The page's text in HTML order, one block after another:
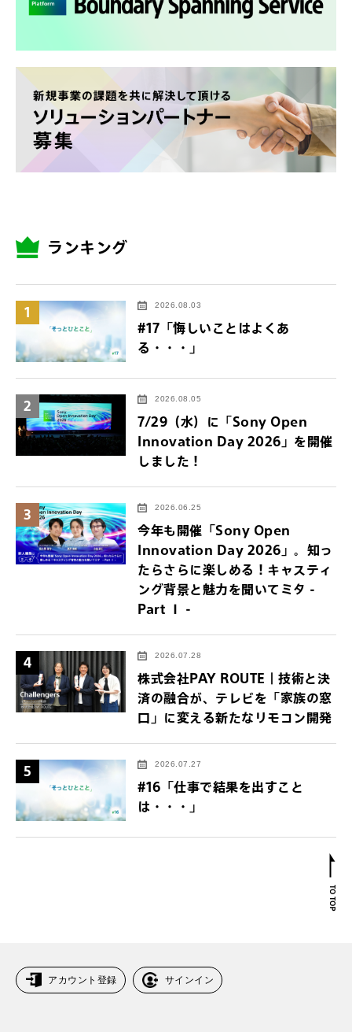
ランキング
1 2026.08.03
#17「悔しいことはよくあ
る・・・」
2 2026.08.05
7/29（水）に「Sony Open
Innovation Day 2026」を開催
しました！
3 2026.06.25
今年も開催「Sony Open
Innovation Day 2026」。知っ
たらさらに楽しめる！キャスティ
ング背景と魅力を聞いてミタ -
Part Ⅰ -
4 2026.07.28
株式会社PAY ROUTE｜技術と決
済の融合が、テレビを「家族の窓
口」に変える新たなリモコン開発
5 2026.07.27
#16「仕事で結果を出すこと
は・・・」
アカウント登録 サインイン